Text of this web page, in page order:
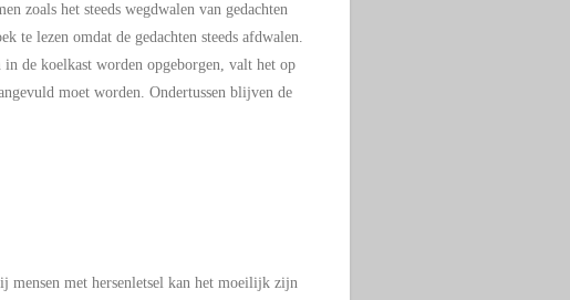
zoals het steeds wegdwalen van gedachten
te lezen omdat de gedachten steeds afdwalen.
de koelkast worden opgeborgen, valt het op
moet worden. Ondertussen blijven de
mensen met hersenletsel kan het moeilijk zijn